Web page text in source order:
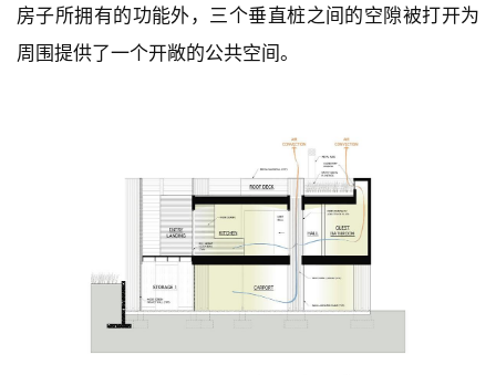
房子所拥有的功能外，三个垂直桩之间的空隙被打开为
周围提供了一个开敞的公共空间。